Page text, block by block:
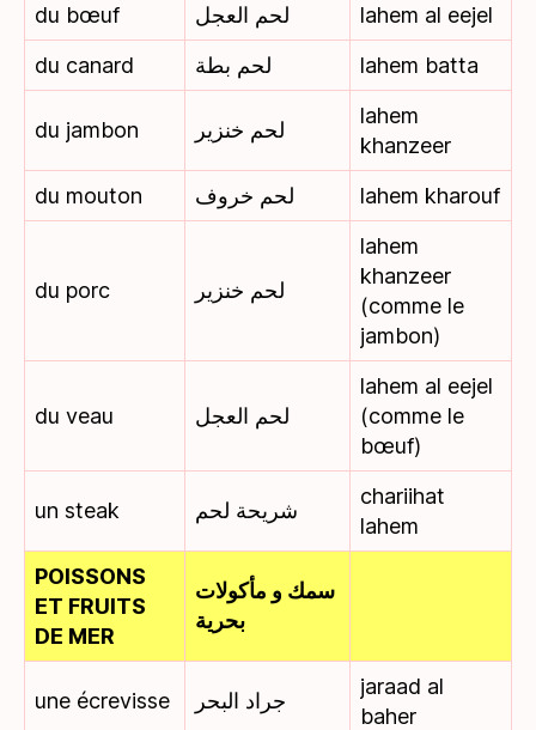
du bœuf
لحم العجل
lahem al eejel
du canard
لحم بطة lahem batta
du jambon لحم خنزير
lahem
khanzeer
du mouton
لحم خروف lahem kharouf
du porc لحم خنزير
lahem
khanzeer
(comme le
jambon)
du veau لحم العجل
lahem al eejel
(comme le
bœuf)
un steak شريحة لحم
chariihat
lahem
POISSONS
ET FRUITS
DE MER
سمك و مأكولات
بحرية
une écrevisse جراد البحر
jaraad al
baher